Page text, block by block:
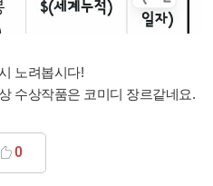
노려봅시다!
수상작품은 코미디 장르같네요.
0